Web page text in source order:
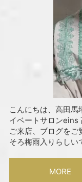
こんにちは、高田馬
イベートサロン
ご来店、ブログをご
そろ梅雨入りらし
MORE